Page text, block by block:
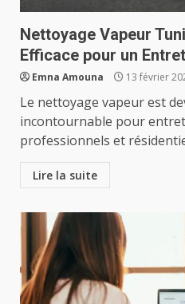
Nettoyage Vapeur
Efficace pour un
Emna Amouna 13 février
Le nettoyage vapeur est
incontournable pour
professionnels et
Lire la suite